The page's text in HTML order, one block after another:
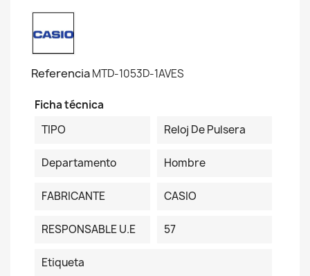
ReferenciaMTD-1053D-1AVES
Ficha técnica
TIPO
Reloj De Pulsera
Departamento Hombre
FABRICANTE CASIO
RESPONSABLE U.E 57
Etiqueta